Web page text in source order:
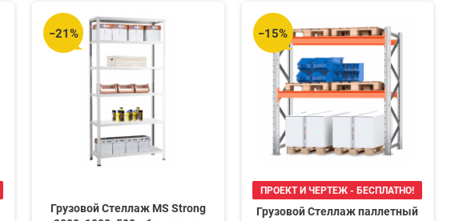
60
90
−21%
Грузовой Стеллаж MS Strong
−15%
ПРОЕКТ И ЧЕРТЕЖ - БЕСПЛАТНО!
Грузовой Стеллаж паллетный